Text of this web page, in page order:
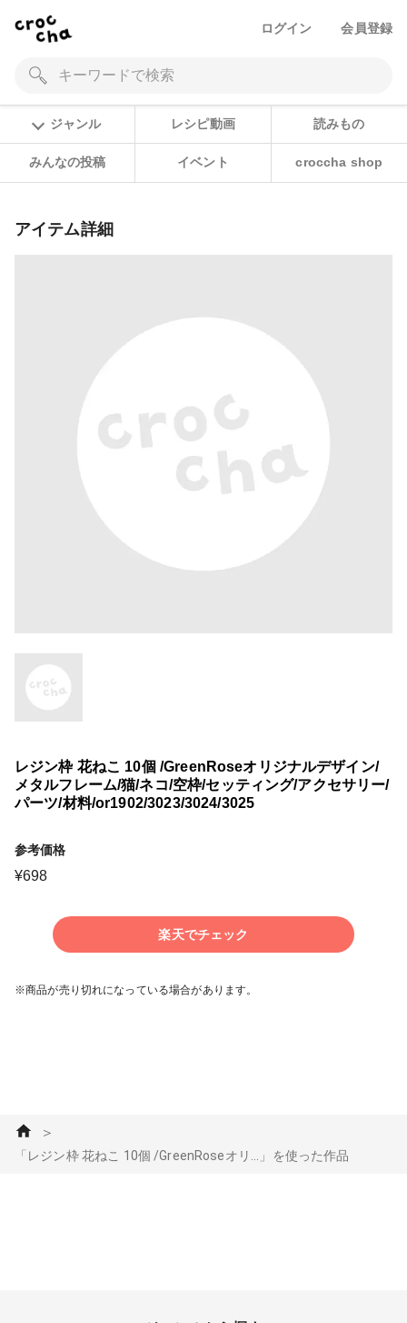
ログイン 会員登録
ジャンル レシピ動画 読みもの
みんなの投稿 イベント croccha shop
アイテム詳細
レジン枠 花ねこ 10個 /GreenRoseオリジナルデザイン/
メタルフレーム/猫/ネコ/空枠/セッティング/アクセサリー/
パーツ/材料/or1902/3023/3024/3025
参考価格
¥698
楽天でチェック
※商品が売り切れになっている場合があります。
＞
「レジン枠 花ねこ 10個 /GreenRoseオリ...」を使った作品